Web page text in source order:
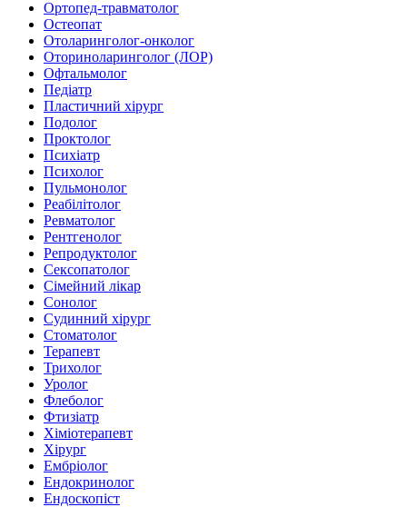
Ортопед-травматолог
Остеопат
Отоларинголог-онколог
Оториноларинголог (ЛОР)
Офтальмолог
Педіатр
Пластичний хірург
Подолог
Проктолог
Психіатр
Психолог
Пульмонолог
Реабілітолог
Ревматолог
Рентгенолог
Репродуктолог
Сексопатолог
Сімейний лікар
Сонолог
Судинний хірург
Стоматолог
Терапевт
Трихолог
Уролог
Флеболог
Фтизіатр
Хіміотерапевт
Хірург
Ембріолог
Ендокринолог
Ендоскопіст